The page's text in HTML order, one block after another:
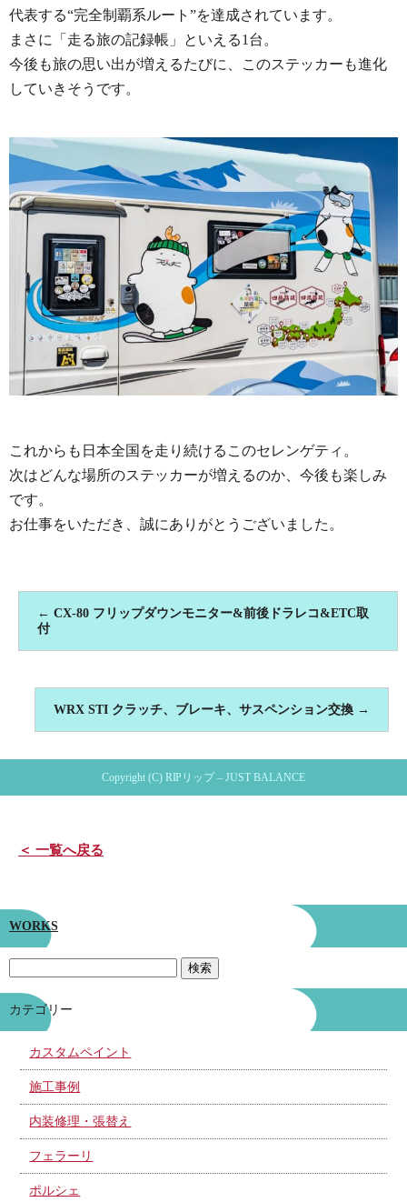
代表する“完全制覇系ルート”を達成されています。
まさに「走る旅の記録帳」といえる1台。
今後も旅の思い出が増えるたびに、このステッカーも進化
していきそうです。
これからも日本全国を走り続けるこのセレンゲティ。
次はどんな場所のステッカーが増えるのか、今後も楽しみ
です。
お仕事をいただき、誠にありがとうございました。
← CX-80 フリップダウンモニター&前後ドラレコ&ETC取
付
WRX STI クラッチ、ブレーキ、サスペンション交換 →
Copyright (C) RIPリップ – JUST BALANCE
＜ 一覧へ戻る
WORKS
カテゴリー
カスタムペイント
施工事例
内装修理・張替え
フェラーリ
ポルシェ